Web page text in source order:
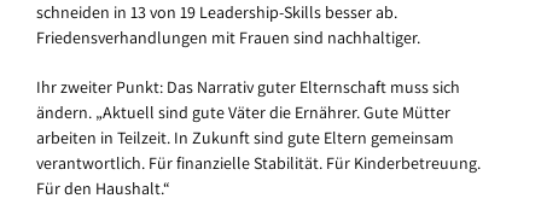
schneiden in 13 von 19 Leadership-Skills besser ab.
Friedensverhandlungen mit Frauen sind nachhaltiger.
Ihr zweiter Punkt: Das Narrativ guter Elternschaft muss sich
ändern. „Aktuell sind gute Väter die Ernährer. Gute Mütter
arbeiten in Teilzeit. In Zukunft sind gute Eltern gemeinsam
verantwortlich. Für finanzielle Stabilität. Für Kinderbetreuung.
Für den Haushalt.“